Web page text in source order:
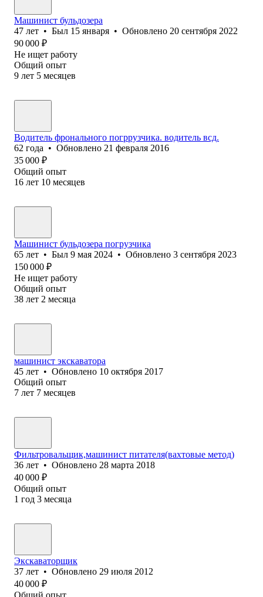
Машинист бульдозера
47 лет • Был 15 января • Обновлено 20 сентября 2022
90 000 ₽
Не ищет работу
Общий опыт
9 лет 5 месяцев
Водитель фронального погррузчика. водитель всд.
62 года • Обновлено 21 февраля 2016
35 000 ₽
Общий опыт
16 лет 10 месяцев
Машинист бульдозера погрузчика
65 лет • Был 9 мая 2024 • Обновлено 3 сентября 2023
150 000 ₽
Не ищет работу
Общий опыт
38 лет 2 месяца
машинист экскаватора
45 лет • Обновлено 10 октября 2017
Общий опыт
7 лет 7 месяцев
Фильтровальщик,машинист питателя(вахтовые метод)
36 лет • Обновлено 28 марта 2018
40 000 ₽
Общий опыт
1 год 3 месяца
Экскаваторщик
37 лет • Обновлено 29 июля 2012
40 000 ₽
Общий опыт